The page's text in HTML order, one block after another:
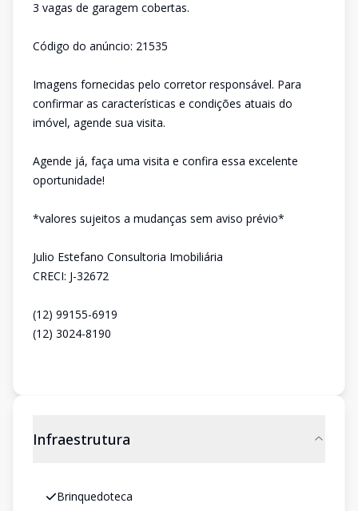
3 vagas de garagem cobertas.
Código do anúncio: 21535
Imagens fornecidas pelo corretor responsável. Para
confirmar as características e condições atuais do
imóvel, agende sua visita.
Agende já, faça uma visita e confira essa excelente
oportunidade!
*valores sujeitos a mudanças sem aviso prévio*
Julio Estefano Consultoria Imobiliária
CRECI: J-32672
(12) 99155-6919
(12) 3024-8190
Infraestrutura
Brinquedoteca